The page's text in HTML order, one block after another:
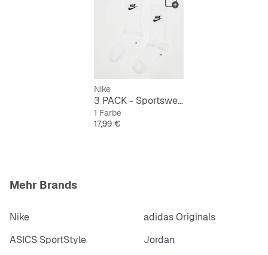
Nike
3 PACK - Sportswear Everyday Essential Crew Socks
1 Farbe
Preis
17,99 €
Mehr Brands
Nike
adidas Originals
ASICS SportStyle
Jordan